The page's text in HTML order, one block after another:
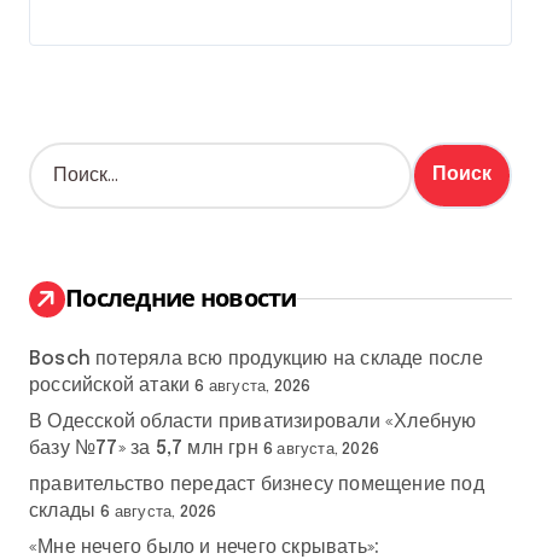
Н
а
:
Последние новости
Bosch потеряла всю продукцию на складе после
российской атаки 6 августа, 2026
В Одесской области приватизировали «Хлебную
базу №77» за 5,7 млн грн 6 августа, 2026
правительство передаст бизнесу помещение под
склады 6 августа, 2026
«Мне нечего было и нечего скрывать»: